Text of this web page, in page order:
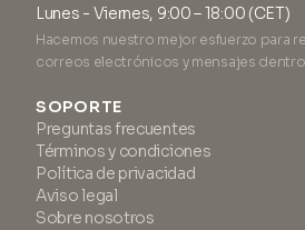
Lunes - Viernes, 9:00 – 18:00 (CET)
Hacemos nuestro mejor esfuerzo para
correos electrónicos y mensajes
SOPORTE
Preguntas frecuentes
Términos y condiciones
Política de privacidad
Aviso legal
Sobre nosotros